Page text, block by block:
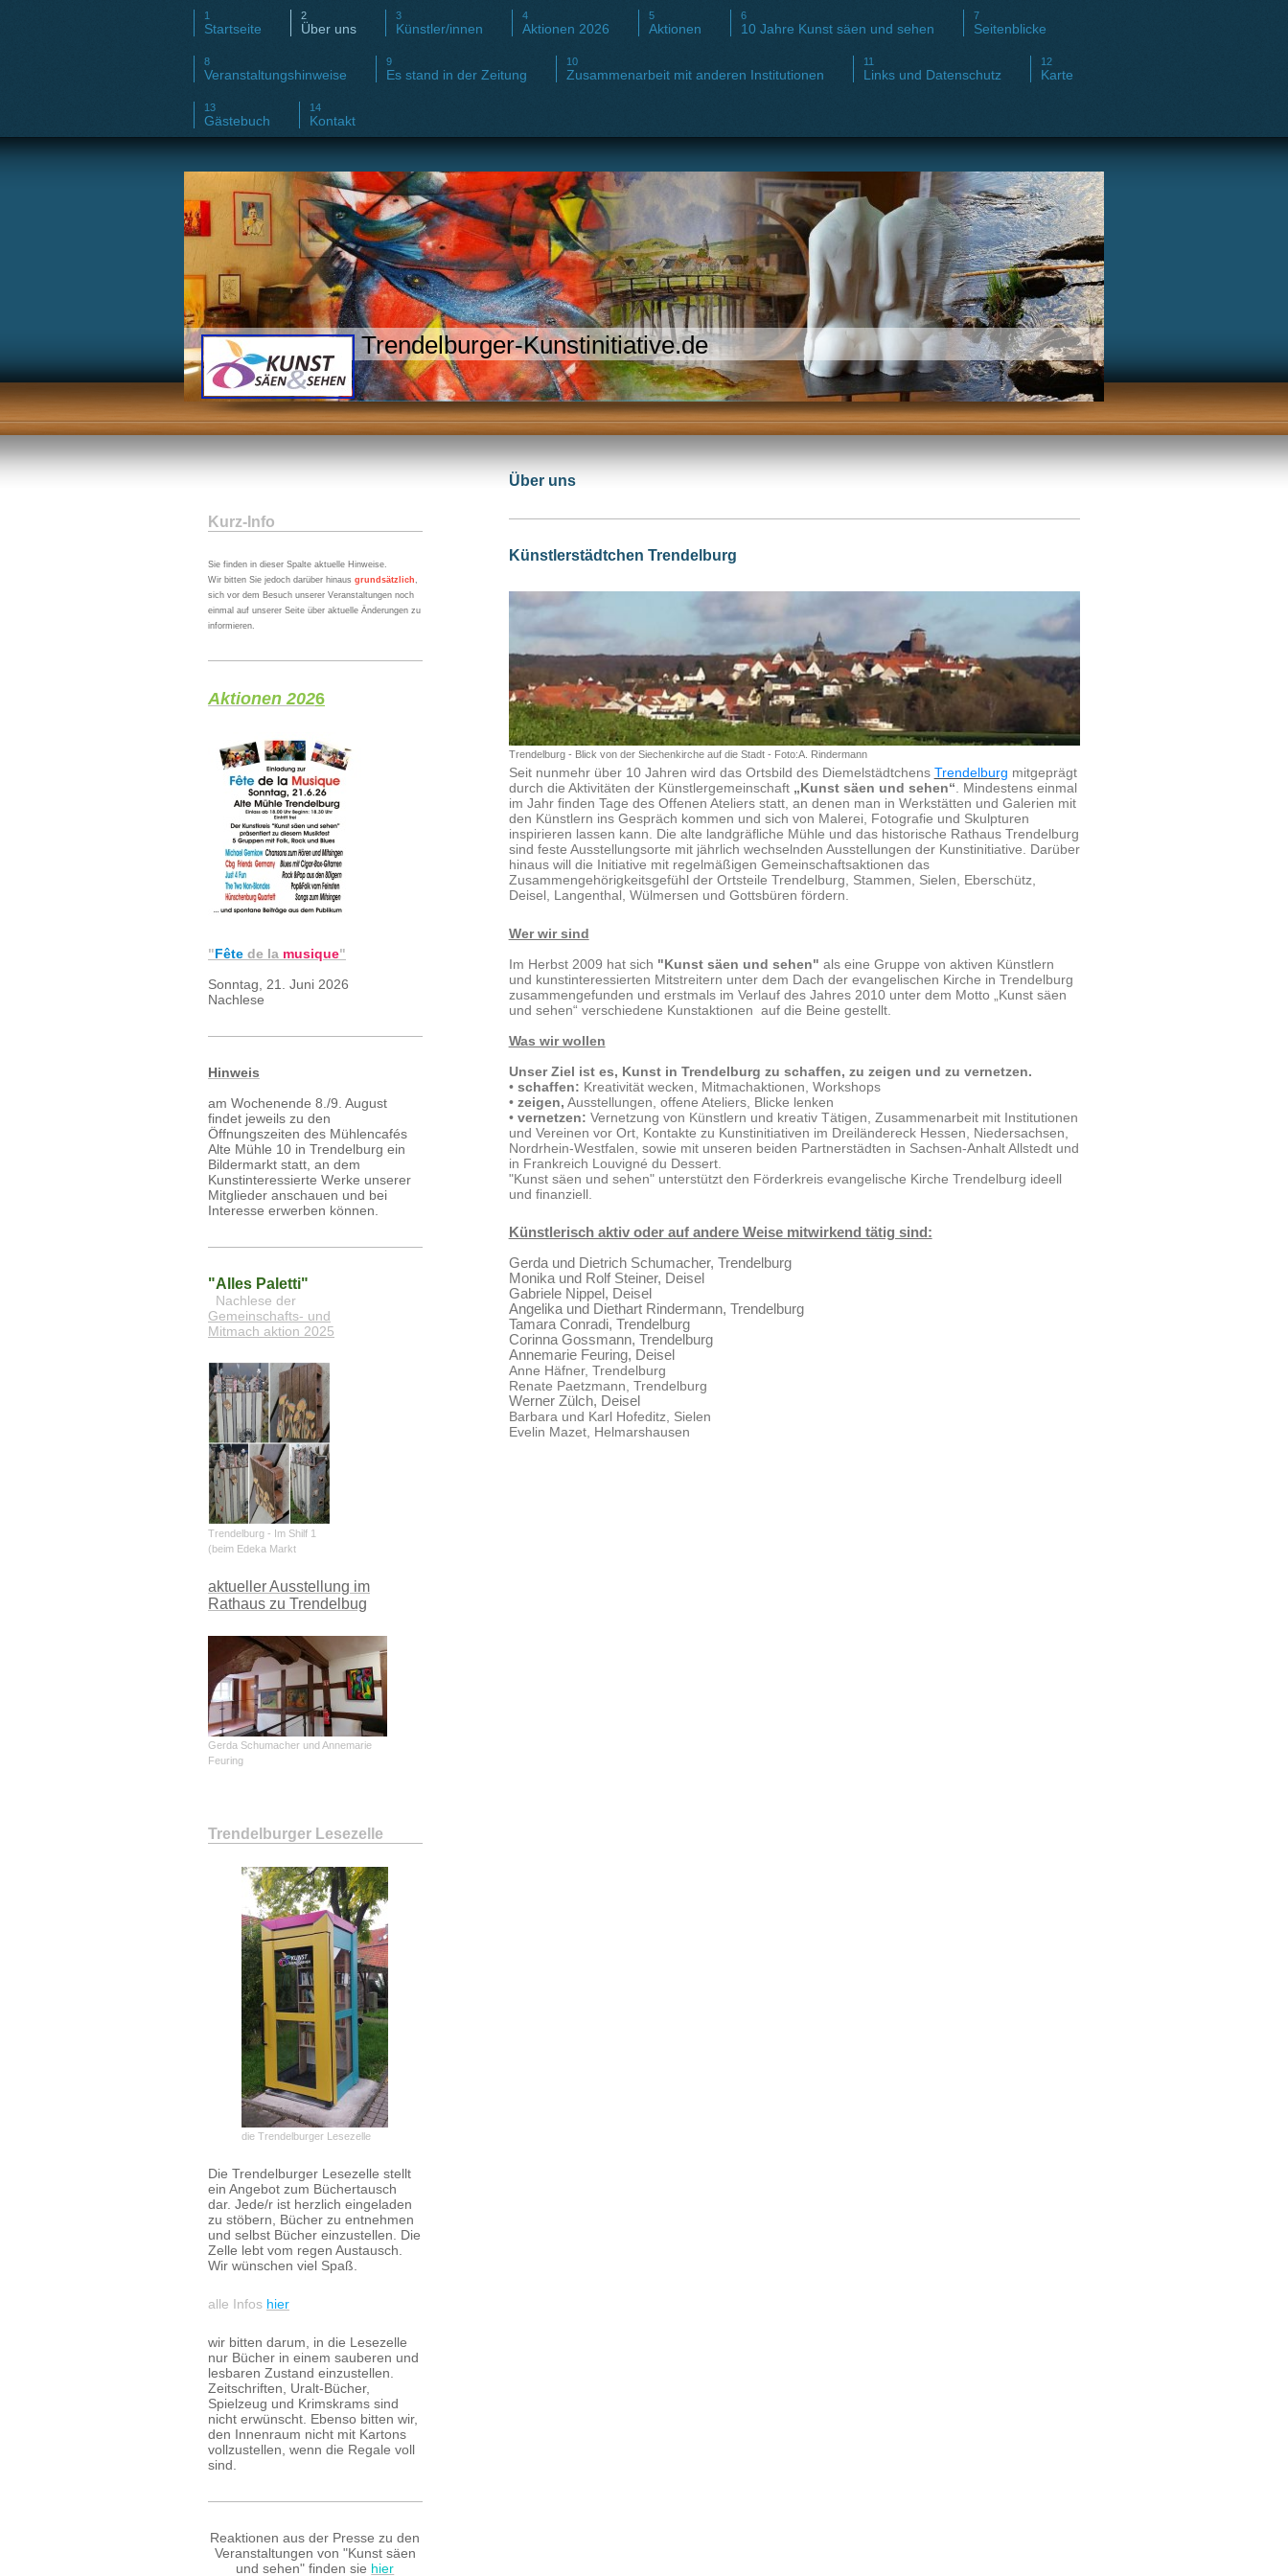
Startseite Über uns Künstler/innen Aktionen 2026 Aktionen 10 Jahre Kunst säen und sehen Seitenblicke
Veranstaltungshinweise Es stand in der Zeitung Zusammenarbeit mit anderen Institutionen Links und Datenschutz Karte
Gästebuch Kontakt
Trendelburger-Kunstinitiative.de
Über uns
Künstlerstädtchen Trendelburg
Trendelburg - Blick von der Siechenkirche auf die Stadt - Foto:A. Rindermann
Seit nunmehr über 10 Jahren wird das Ortsbild des Diemelstädtchens Trendelburg mitgeprägt
durch die Aktivitäten der Künstlergemeinschaft „Kunst säen und sehen“ . Mindestens einmal
im Jahr finden Tage des Offenen Ateliers statt, an denen man in Werkstätten und Galerien mit
den Künstlern ins Gespräch kommen und sich von Malerei, Fotografie und Skulpturen
inspirieren lassen kann. Die alte landgräfliche Mühle und das historische Rathaus Trendelburg
sind feste Ausstellungsorte mit jährlich wechselnden Ausstellungen der Kunstinitiative. Darüber
hinaus will die Initiative mit regelmäßigen Gemeinschaftsaktionen das
Zusammengehörigkeitsgefühl der Ortsteile Trendelburg, Stammen, Sielen, Eberschütz,
Deisel, Langenthal, Wülmersen und Gottsbüren fördern.
Wer wir sind
Im Herbst 2009 hat sich "Kunst säen und sehen" als eine Gruppe von aktiven Künstlern
und kunstinteressierten Mitstreitern unter dem Dach der evangelischen Kirche in Trendelburg
zusammengefunden und erstmals im Verlauf des Jahres 2010 unter dem Motto „Kunst säen
und sehen“ verschiedene Kunstaktionen auf die Beine gestellt.
Was wir wollen
Unser Ziel ist es, Kunst in Trendelburg zu schaffen, zu zeigen und zu vernetzen.
• schaffen: Kreativität wecken, Mitmachaktionen, Workshops
• zeigen, Ausstellungen, offene Ateliers, Blicke lenken
• vernetzen: Vernetzung von Künstlern und kreativ Tätigen, Zusammenarbeit mit Institutionen
und Vereinen vor Ort, Kontakte zu Kunstinitiativen im Dreiländereck Hessen, Niedersachsen,
Nordrhein-Westfalen, sowie mit unseren beiden Partnerstädten in Sachsen-Anhalt Allstedt und
in Frankreich Louvigné du Dessert.
"Kunst säen und sehen" unterstützt den Förderkreis evangelische Kirche Trendelburg ideell
und finanziell.
Künstlerisch aktiv oder auf andere Weise mitwirkend tätig sind:
Gerda und Dietrich Schumacher, Trendelburg
Monika und Rolf Steiner, Deisel
Gabriele Nippel, Deisel
Angelika und Diethart Rindermann, Trendelburg
Tamara Conradi, Trendelburg
Corinna Gossmann, Trendelburg
Annemarie Feuring, Deisel
Anne Häfner, Trendelburg
Renate Paetzmann, Trendelburg
Werner Zülch, Deisel
Barbara und Karl Hofeditz, Sielen
Evelin Mazet, Helmarshausen
Kurz-Info
Sie finden in dieser Spalte aktuelle Hinweise.
Wir bitten Sie jedoch darüber hinaus grundsätzlich
sich vor dem Besuch unserer Veranstaltungen noch
einmal auf unserer Seite über aktuelle Änderungen zu
informieren.
Aktionen 2026
"Fête de la musique"
Sonntag, 21. Juni 2026
Nachlese
Hinweis
am Wochenende 8./9. August
findet jeweils zu den
Öffnungszeiten des Mühlencafés
Alte Mühle 10 in Trendelburg ein
Bildermarkt statt, an dem
Kunstinteressierte Werke unserer
Mitglieder anschauen und bei
Interesse erwerben können.
"Alles Paletti"
Nachlese der
Gemeinschafts- und
Mitmach aktion 2025
Trendelburg - Im Shilf 1
(beim Edeka Markt
aktueller Ausstellung im
Rathaus zu Trendelbug
Gerda Schumacher und Annemarie
Feuring
Trendelburger Lesezelle
die Trendelburger Lesezelle
Die Trendelburger Lesezelle stellt
ein Angebot zum Büchertausch
dar. Jede/r ist herzlich eingeladen
zu stöbern, Bücher zu entnehmen
und selbst Bücher einzustellen. Die
Zelle lebt vom regen Austausch.
Wir wünschen viel Spaß.
alle Infos hier
wir bitten darum, in die Lesezelle
nur Bücher in einem sauberen und
lesbaren Zustand einzustellen.
Zeitschriften, Uralt-Bücher,
Spielzeug und Krimskrams sind
nicht erwünscht. Ebenso bitten wir,
den Innenraum nicht mit Kartons
vollzustellen, wenn die Regale voll
sind.
Reaktionen aus der Presse zu den
Veranstaltungen von "Kunst säen
und sehen" finden sie hier